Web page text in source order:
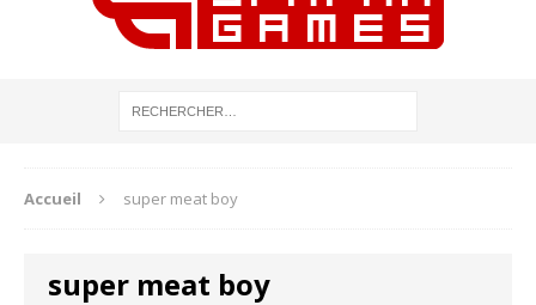
Accueil super meat boy
super meat boy